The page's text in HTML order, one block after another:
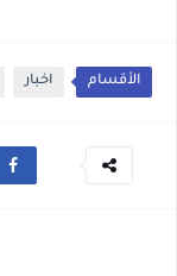
الأقسام اخبار